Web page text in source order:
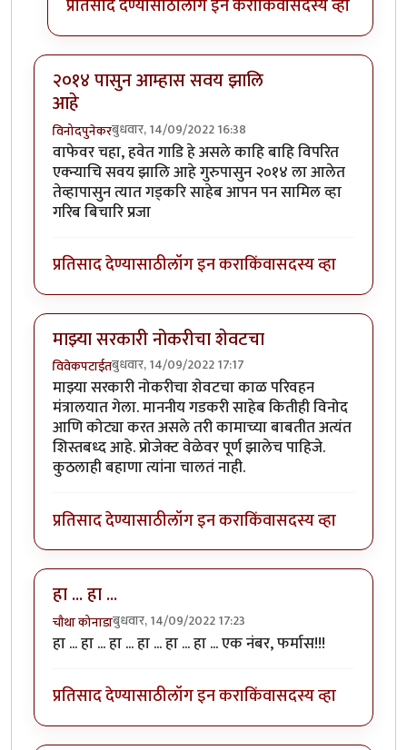
प्रतिसाद देण्यासाठीलॉग इन कराकिंवासदस्य व्हा
२०१४ पासुन आम्हास सवय झालि
आहे
विनोदपुनेकरबुधवार, 14/09/2022 16:38
वाफेवर चहा, हवेत गाडि हे असले काहि बाहि विपरित
एक्न्याचि सवय झालि आहे गुरुपासुन २०१४ ला आलेत
तेव्हापासुन त्यात गड्करि साहेब आपन पन सामिल व्हा
गरिब बिचारि प्रजा
प्रतिसाद देण्यासाठीलॉग इन कराकिंवासदस्य व्हा
माझ्या सरकारी नोकरीचा शेवटचा
विवेकपटाईतबुधवार, 14/09/2022 17:17
माझ्या सरकारी नोकरीचा शेवटचा काळ परिवहन
मंत्रालयात गेला. माननीय गडकरी साहेब कितीही विनोद
आणि कोट्या करत असले तरी कामाच्या बाबतीत अत्यंत
शिस्तबध्द आहे. प्रोजेक्ट वेळेवर पूर्ण झालेच पाहिजे.
कुठलाही बहाणा त्यांना चालतं नाही.
प्रतिसाद देण्यासाठीलॉग इन कराकिंवासदस्य व्हा
हा ... हा ...
चौथा कोनाडाबुधवार, 14/09/2022 17:23
हा ... हा ... हा ... हा ... हा ... हा ... एक नंबर, फर्मास!!!
प्रतिसाद देण्यासाठीलॉग इन कराकिंवासदस्य व्हा